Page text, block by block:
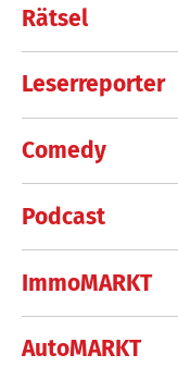
Rätsel
Leserreporter
Comedy
Podcast
ImmoMARKT
AutoMARKT